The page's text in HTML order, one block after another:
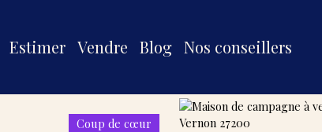
Estimer Vendre Blog Nos conseillers
Coup de cœur